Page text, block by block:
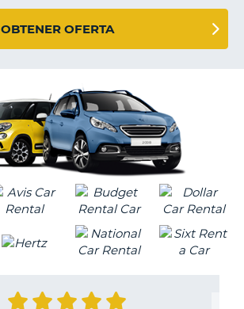
OBTENER OFERTA